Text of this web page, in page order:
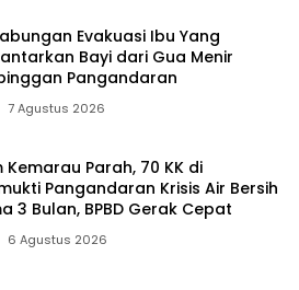
Evakuasi Ibu Yang
Bayi dari Gua Menir
Pangandaran
7 Agustus 2026
Kemarau Parah, 70 KK di
Pangandaran Krisis Air Bersih
3 Bulan, BPBD Gerak Cepat
6 Agustus 2026